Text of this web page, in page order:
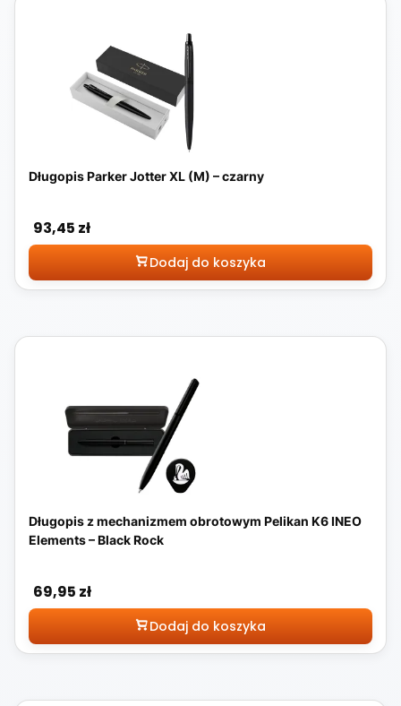
Długopis Parker Jotter XL (M) – czarny
Cena
93,45 zł
Dodaj do koszyka
Długopis z mechanizmem obrotowym Pelikan K6 INEO
Elements – Black Rock
Cena
69,95 zł
Dodaj do koszyka